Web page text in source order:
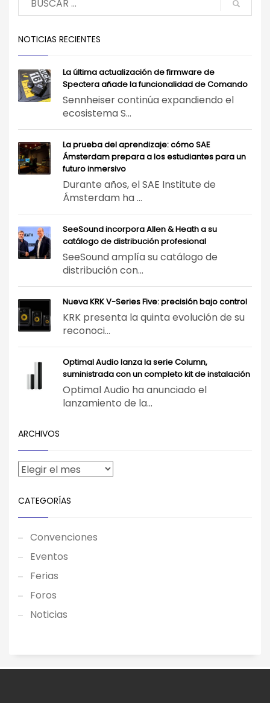
NOTICIAS RECIENTES
La última actualización de firmware de
Spectera añade la funcionalidad de Comando
Sennheiser continúa expandiendo el
ecosistema S...
La prueba del aprendizaje: cómo SAE
Ámsterdam prepara a los estudiantes para un
futuro inmersivo
Durante años, el SAE Institute de
Ámsterdam ha ...
SeeSound incorpora Allen & Heath a su
catálogo de distribución profesional
SeeSound amplía su catálogo de
distribución con...
Nueva KRK V-Series Five: precisión bajo control
KRK presenta la quinta evolución de su
reconoci...
Optimal Audio lanza la serie Column,
suministrada con un completo kit de instalación
Optimal Audio ha anunciado el
lanzamiento de la...
ARCHIVOS
CATEGORÍAS
Convenciones
Eventos
Ferias
Foros
Noticias